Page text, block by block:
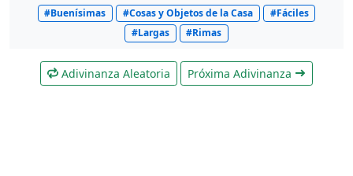
#Buenísimas #Cosas y Objetos de la Casa
#Fáciles
#Largas
#Rimas
Adivinanza Aleatoria Próxima Adivinanza